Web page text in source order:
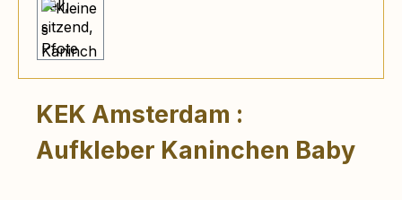
KEK Amsterdam :
Aufkleber Kaninchen Baby